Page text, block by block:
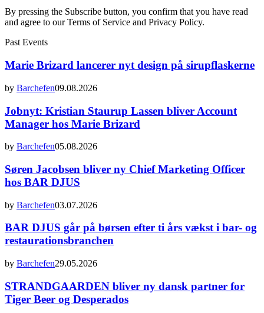
By pressing the Subscribe button, you confirm that you have read
and agree to our Terms of Service and Privacy Policy.
Past Events
Marie Brizard lancerer nyt design på sirupflaskerne
by Barchefen09.08.2026
Jobnyt: Kristian Staurup Lassen bliver Account
Manager hos Marie Brizard
by Barchefen05.08.2026
Søren Jacobsen bliver ny Chief Marketing Officer
hos BAR DJUS
by Barchefen03.07.2026
BAR DJUS går på børsen efter ti års vækst i bar- og
restaurationsbranchen
by Barchefen29.05.2026
STRANDGAARDEN bliver ny dansk partner for
Tiger Beer og Desperados